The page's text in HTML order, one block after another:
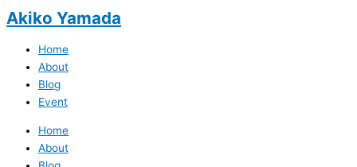
Akiko Yamada
Home
About
Blog
Event
Home
About